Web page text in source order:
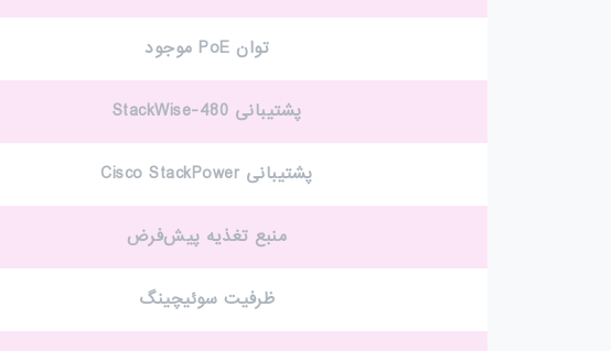
توان PoE موجود
پشتیبانی StackWise-480
پشتیبانی Cisco StackPower
منبع تغذیه پیش‌فرض
ظرفیت سوئیچینگ